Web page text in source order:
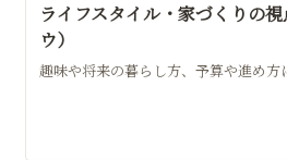
ライフスタイル・家づくりの
ウ）
趣味や将来の暮らし方、予算や進め方